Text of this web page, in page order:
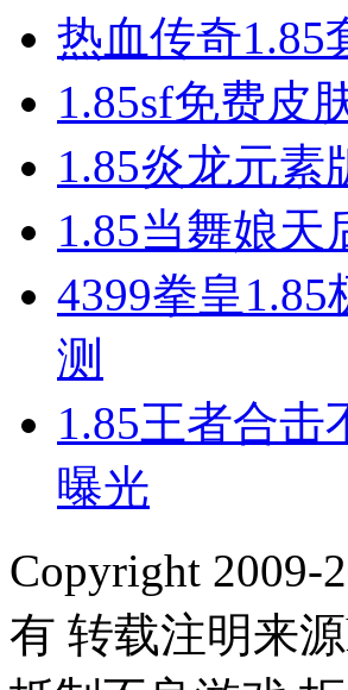
热血传奇1.85
1.85sf免费皮
1.85炎龙元素
1.85当舞娘天
4399拳皇
测
1.85王者合
曝光
Copyright 2009-
有 转载注明来